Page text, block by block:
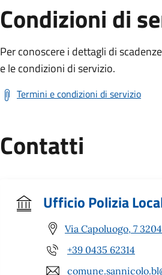
Condizioni di
Per conoscere i dettagli di
e le condizioni di servizio.
Termini e condizioni di servizio
Contatti
Ufficio Polizia
Via Capoluogo, 7
+39 0435 62314